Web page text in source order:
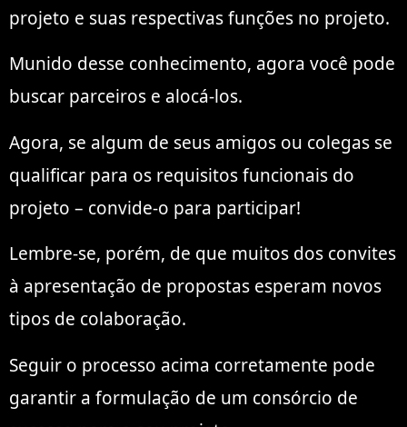
projeto e suas respectivas funções no projeto.
Munido desse conhecimento, agora você pode
buscar parceiros e alocá-los.
Agora, se algum de seus amigos ou colegas se
qualificar para os requisitos funcionais do
projeto – convide-o para participar!
Lembre-se, porém, de que muitos dos convites
à apresentação de propostas esperam novos
tipos de colaboração.
Seguir o processo acima corretamente pode
garantir a formulação de um consórcio de